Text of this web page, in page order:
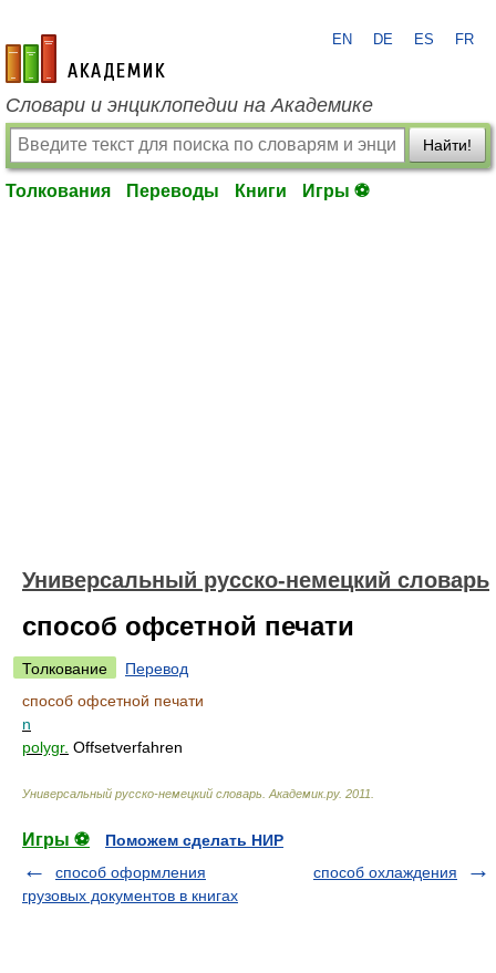
academic.ru
EN DE ES FR
Словари и энциклопедии на Академике
Найти!
Толкования Переводы Книги Игры ⚽
Универсальный русско-немецкий словарь
способ офсетной печати
Толкование
Перевод
способ офсетной печати
n
polygr. Offsetverfahren
Универсальный русско-немецкий словарь Академик.ру. 2011
Игры ⚽
Поможем сделать НИР
способ оформления
грузовых документов в книгах
способ охлаждения